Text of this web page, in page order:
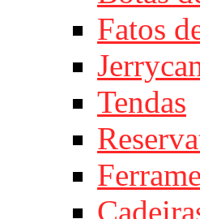
Fatos
Tendas